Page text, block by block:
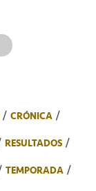
CRÓNICA
RESULTADOS
TEMPORADA